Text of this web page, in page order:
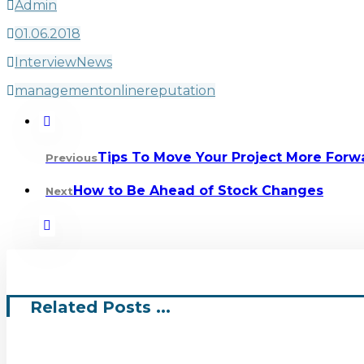
Admin
01.06.2018
InterviewNews
managementonlinereputation
PreviousTips To Move Your Project More
NextHow to Be Ahead of Stock Changes
Related Posts ...